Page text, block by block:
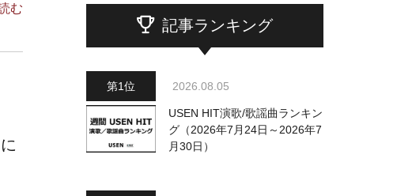
む
記事ランキング
2026.08.05
USEN HIT演歌/歌謡曲ランキン
グ（2026年7月24日～2026年7
月30日）